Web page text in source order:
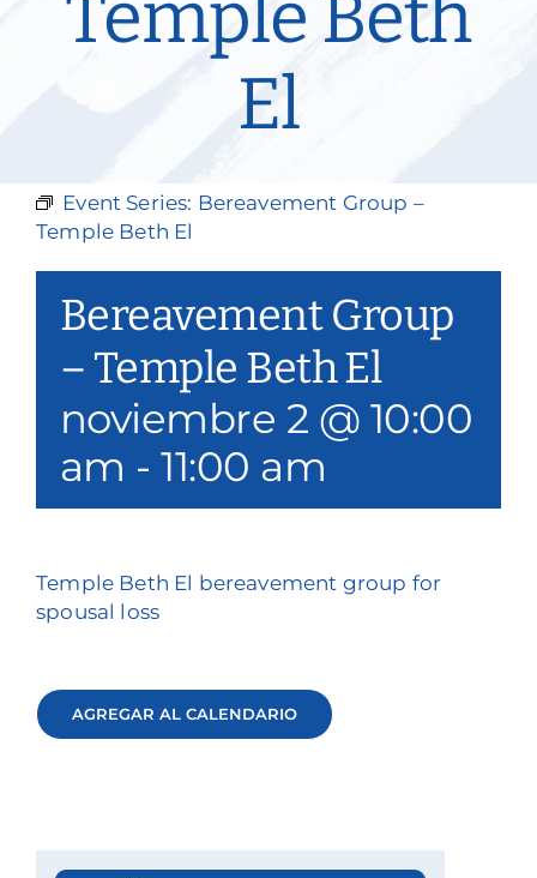
Quiénes somos
Nuestros servicios
Filantropía y voluntariado
Buscar en
Donar
Temple Beth
El
Event Series: Bereavement Group –
Temple Beth El
Bereavement Group
– Temple Beth El
noviembre 2 @ 10:00
am -11:00 am
Temple Beth El bereavement group for
spousal loss
AGREGAR AL CALENDARIO